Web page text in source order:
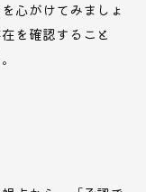
心がけてみましょ
を確認すること